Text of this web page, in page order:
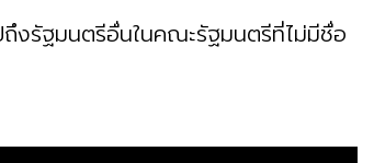
งรัฐมนตรีอื่นในคณะรัฐมนตรีที่ไม่มีชื่อ